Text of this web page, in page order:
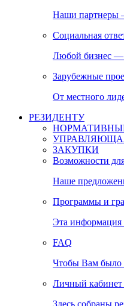
Наши партнеры
Социальная
Любой бизнес —
Зарубежные
От местного
РЕЗИДЕНТУ
ЗАКУПКИ
Возможности
Наше
Программы и
Эта информация
FAQ
Чтобы Вам было
Личный кабинет
Здесь собраны